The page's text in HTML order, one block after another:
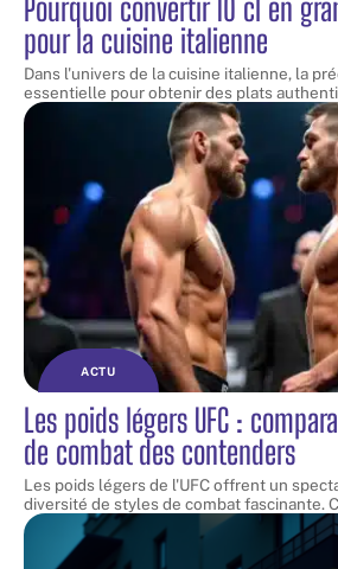
Pourquoi convertir 10 cl en
pour la cuisine italienne
Dans l'univers de la cuisine italienne, la
essentielle pour obtenir des plats
ACTU
Les poids légers UFC :
de combat des contenders
Les poids légers de l'UFC offrent un
diversité de styles de combat fascinante.